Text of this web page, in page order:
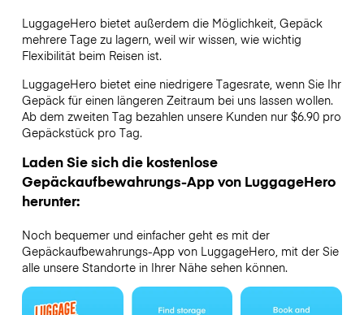
LuggageHero bietet außerdem die Möglichkeit, Gepäck
mehrere Tage zu lagern, weil wir wissen, wie wichtig
Flexibilität beim Reisen ist.
LuggageHero bietet eine niedrigere Tagesrate, wenn Sie Ihr
Gepäck für einen längeren Zeitraum bei uns lassen wollen.
Ab dem zweiten Tag bezahlen unsere Kunden nur $6.90 pro
Gepäckstück pro Tag.
Laden Sie sich die kostenlose
Gepäckaufbewahrungs-App von LuggageHero
herunter:
Noch bequemer und einfacher geht es mit der
Gepäckaufbewahrungs-App von LuggageHero, mit der Sie
alle unsere Standorte in Ihrer Nähe sehen können.